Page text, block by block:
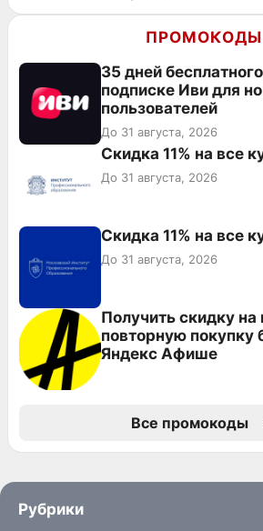
ПРОМОКОДЫ
35 дней
подписке Иви для
пользователей
До 31 августа, 2026
Скидка 11% на все
До 31 августа, 2026
Скидка 11% на все
До 31 августа, 2026
Получить скидку
повторную покупку
Яндекс Афише
Все промокоды
Рубрики